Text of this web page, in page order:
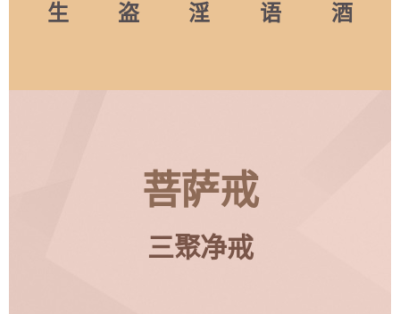
生
盗
淫
语
酒
菩萨戒
三聚净戒